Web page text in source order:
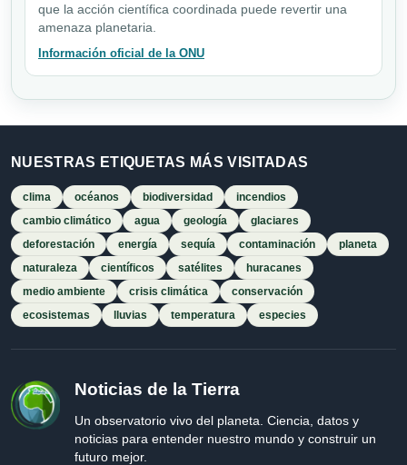
que la acción científica coordinada puede revertir una
amenaza planetaria.
Información oficial de la ONU
NUESTRAS ETIQUETAS MÁS VISITADAS
clima océanos biodiversidad
incendios
cambio climático
agua geología
glaciares
deforestación
energía sequía contaminación
planeta
naturaleza
científicos satélites
huracanes
medio ambiente
crisis climática
conservación
ecosistemas
lluvias temperatura especies
Noticias de la Tierra
Un observatorio vivo del planeta. Ciencia, datos y
noticias para entender nuestro mundo y construir un
futuro mejor.